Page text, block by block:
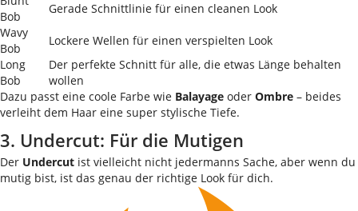
Bob
Gerade Schnittlinie für einen cleanen Look
Wavy
Bob
Lockere Wellen für einen verspielten Look
Long
Bob
Der perfekte Schnitt für alle, die etwas Länge behalten
wollen
Dazu passt eine coole Farbe wie Balayage oder Ombre – beides
verleiht dem Haar eine super stylische Tiefe.
3. Undercut: Für die Mutigen
Der Undercut ist vielleicht nicht jedermanns Sache, aber wenn du
mutig bist, ist das genau der richtige Look für dich.